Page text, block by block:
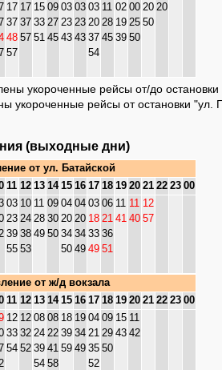
17
37
48
57
17
37
57
15
33
51
09
27
45
03
23
43
03
23
43
03
20
37
54
11
28
45
02
19
39
00
25
50
20
50
20
укороченные рейсы от/до
укороченные рейсы от остановки "ул.
(выходные дни)
от ул. Батайской
11 12 13 14 15 16 17 18 19 20 21 22 23 00
03
23
39
55
10
24
38
53
11
28
49
09
30
50
04
20
34
50
04
20
34
49
03
18
33
49
06
21
36
51
11
41
11
40
12
57
от ж/д вокзала
11 12 13 14 15 16 17 18 19 20 21 22 23 00
12
33
54
12
32
52
08
24
39
54
08
22
41
58
18
39
59
19
34
49
04
21
35
52
09
29
50
15
43
11
42